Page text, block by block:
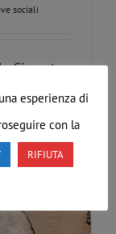
sociali
Giornata
esperienza di
con la
RIFIUTA